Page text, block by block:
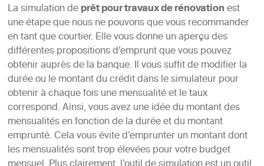
La simulation deprêt pour travaux de rénovationest
une étape que nous ne pouvons que vous recommander
en tant que courtier. Elle vous donne un aperçu des
différentes propositions d’emprunt que vous pouvez
obtenir auprès de la banque. Il vous suffit de modifier la
durée ou le montant du crédit dans le simulateur pour
obtenir à chaque fois une mensualité et le taux
correspond. Ainsi, vous avez une idée du montant des
mensualités en fonction de la durée et du montant
emprunté. Cela vous évite d’emprunter un montant dont
les mensualités sont trop élevées pour votre budget